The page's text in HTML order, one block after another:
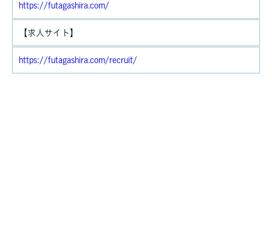
https://futagashira.com/
【求人サイト】
https://futagashira.com/recruit/